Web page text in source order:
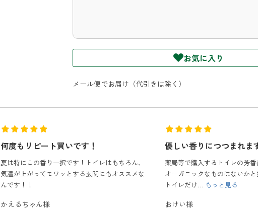
お気に入り
メール便でお届け（代引きは除く）
優しい香りにつつまれます
薬局等で購入するトイレの芳香剤が嫌いで、何か
オーガニックなものはないかと探していました。
トイレだけ...
おけい様
使用感
過去に使用していた商品より
変満足しています。
使用頻度の割には、少なくなる